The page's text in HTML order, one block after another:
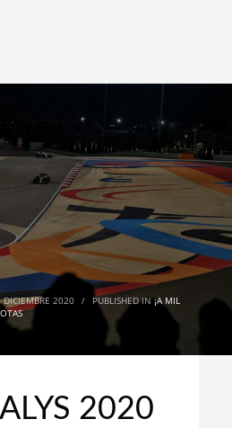
2020 / PUBLISHED IN¡A MIL
2020